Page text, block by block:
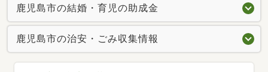
鹿児島市の結婚・育児の助成金
鹿児島市の治安・ごみ収集情報